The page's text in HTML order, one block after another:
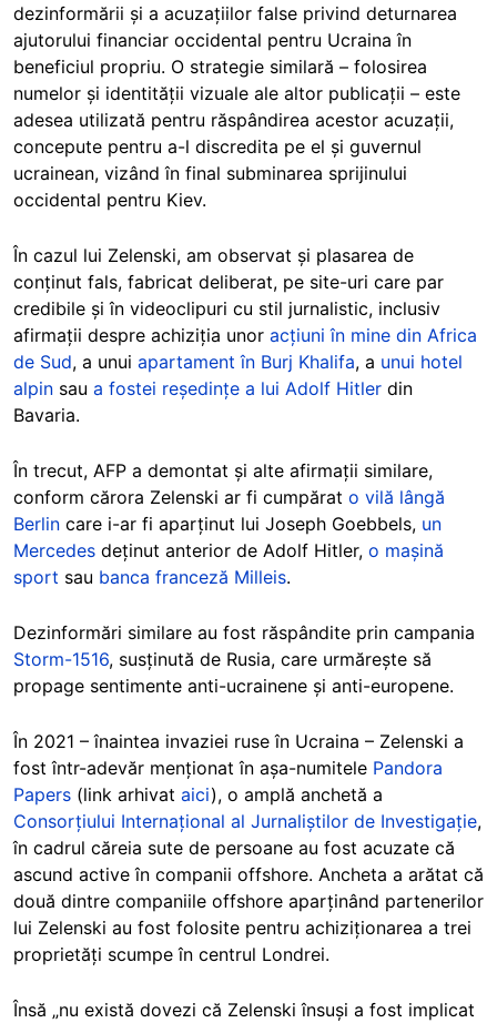
dezinformării și a acuzațiilor false privind deturnarea
ajutorului financiar occidental pentru Ucraina în
beneficiul propriu. O strategie similară – folosirea
numelor și identității vizuale ale altor publicații – este
adesea utilizată pentru răspândirea acestor acuzații,
concepute pentru a-l discredita pe el și guvernul
ucrainean, vizând în final subminarea sprijinului
occidental pentru Kiev.
În cazul lui Zelenski, am observat și plasarea de
conținut fals, fabricat deliberat, pe site-uri care par
credibile și în videoclipuri cu stil jurnalistic, inclusiv
afirmații despre achiziția unor acțiuni în mine din Africa
de Sud, a unui apartament în Burj Khalifa, a unui hotel
alpin sau a fostei reședințe a lui Adolf Hitler din
Bavaria.
În trecut, AFP a demontat și alte afirmații similare,
conform cărora Zelenski ar fi cumpărat o vilă lângă
Berlin care i-ar fi aparținut lui Joseph Goebbels, un
Mercedes deținut anterior de Adolf Hitler, o mașină
sport sau banca franceză Milleis.
Dezinformări similare au fost răspândite prin campania
Storm-1516, susținută de Rusia, care urmărește să
propage sentimente anti-ucrainene și anti-europene.
În 2021 – înaintea invaziei ruse în Ucraina – Zelenski a
fost într-adevăr menționat în așa-numitele Pandora
Papers (link arhivat aici), o amplă anchetă a
Consorțiului Internațional al Jurnaliștilor de Investigație,
în cadrul căreia sute de persoane au fost acuzate că
ascund active în companii offshore. Ancheta a arătat că
două dintre companiile offshore aparținând partenerilor
lui Zelenski au fost folosite pentru achiziționarea a trei
proprietăți scumpe în centrul Londrei.
Însă „nu există dovezi că Zelenski însuși a fost implicat